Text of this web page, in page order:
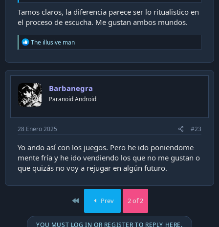
Tamos claros, la diferencia parece ser lo ritualistico en
el proceso de escucha. Me gustan ambos mundos.
R
e
c
t
o
n
s
The illusive man
Barbanegra
Paranoid Android
28 Enero 2025 #23
Yo ando así con los juegos. Pero he ido poniendome
mente fría y he ido vendiendo los que no me gustan o
que quizás no voy a rejugar en algún futuro.
First Prev 2 of 2
YOU MUST LOG IN OR REGISTER TO REPLY HERE.